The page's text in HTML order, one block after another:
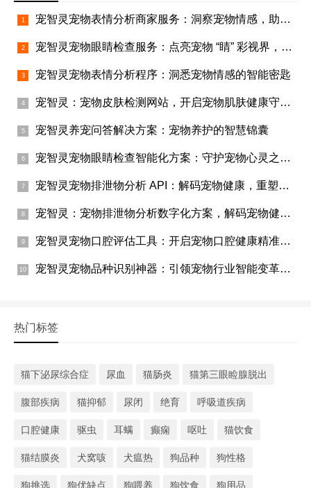
宠智灵宠物表情分析商家服务：洞察宠物情感，助力商家腾飞
宠智灵宠物眼睛检查服务：点亮宠物 “睛” 彩视界，助力宠物行业蓬勃发展
宠智灵宠物表情分析程序：洞悉宠物情感的智能密匙
宠智灵：宠物皮肤检测网站，开启宠物肌肤健康守护之旅
宠智灵养宠问答解决方案：宠物养护的智慧锦囊
宠智灵宠物眼睛检查智能化方案：守护宠物心灵之窗的智慧之选
宠智灵宠物排泄物分析 API：解码宠物健康，重塑宠物行业服务链
宠智灵：宠物排泄物分析数字化方案，解码宠物健康的隐秘信号
宠智灵宠物口腔评估工具：开启宠物口腔健康精准守护新时代
宠智灵宠物品种识别神器：引领宠物行业智能变革新风潮
热门标签
猫下泌尿综合症 尿血 猫肠炎 猫第三眼睑腺脱出
腹部疾病 猫抑郁 尿闭 绝育 呼吸道疾病
口腔健康 驱虫 耳螨 癫痫 呕吐 猫饮食
猫结膜炎 犬窝咳 犬瘟热 狗品种 狗性格
狗挑选 狗优缺点 狗喂养 狗饮食 狗用品